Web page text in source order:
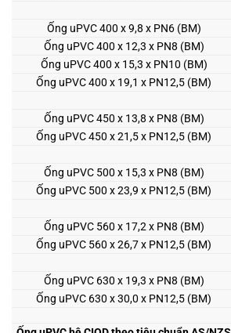
Ống uPVC 400 x 9,8 x PN6 (BM)
Ống uPVC 400 x 12,3 x PN8 (BM)
Ống uPVC 400 x 15,3 x PN10 (BM)
Ống uPVC 400 x 19,1 x PN12,5 (BM)
Ống uPVC 450 x 13,8 x PN8 (BM)
Ống uPVC 450 x 21,5 x PN12,5 (BM)
Ống uPVC 500 x 15,3 x PN8 (BM)
Ống uPVC 500 x 23,9 x PN12,5 (BM)
Ống uPVC 560 x 17,2 x PN8 (BM)
Ống uPVC 560 x 26,7 x PN12,5 (BM)
Ống uPVC 630 x 19,3 x PN8 (BM)
Ống uPVC 630 x 30,0 x PN12,5 (BM)